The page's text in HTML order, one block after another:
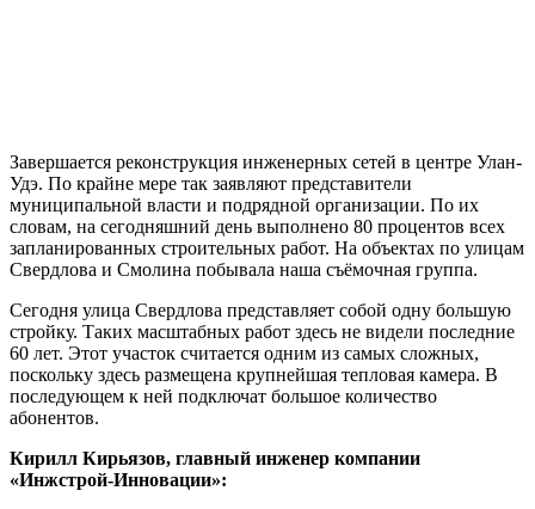
Завершается реконструкция инженерных сетей в центре Улан-
Удэ. По крайне мере так заявляют представители
муниципальной власти и подрядной организации. По их
словам, на сегодняшний день выполнено 80 процентов всех
запланированных строительных работ. На объектах по улицам
Свердлова и Смолина побывала наша съёмочная группа.
Сегодня улица Свердлова представляет собой одну большую
стройку. Таких масштабных работ здесь не видели последние
60 лет. Этот участок считается одним из самых сложных,
поскольку здесь размещена крупнейшая тепловая камера. В
последующем к ней подключат большое количество
абонентов.
Кирилл Кирьязов, главный инженер компании
«Инжстрой-Инновации»: